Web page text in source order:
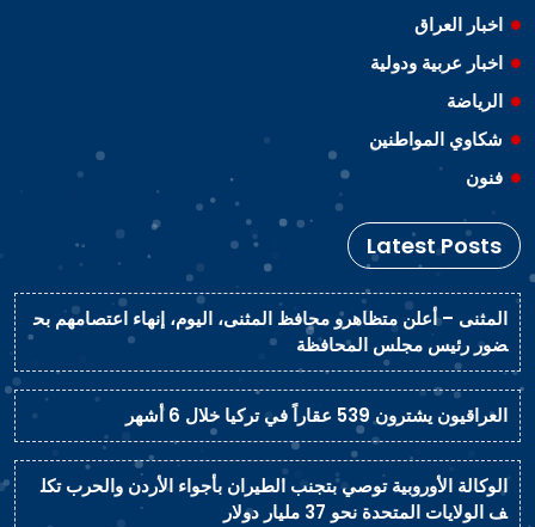
اخبار العراق
اخبار عربية ودولية
الرياضة
شكاوي المواطنين
فنون
Latest Posts
المثنى – أعلن متظاهرو محافظ المثنى، اليوم، إنهاء اعتصامهم بح
ضور رئيس مجلس المحافظة
العراقيون يشترون 539 عقاراً في تركيا خلال 6 أشهر
الوكالة الأوروبية توصي بتجنب الطيران بأجواء الأردن والحرب تكل
ف الولايات المتحدة نحو 37 مليار دولار